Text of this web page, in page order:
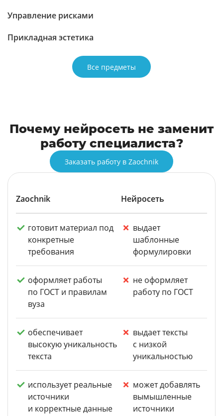
Управление рисками
Прикладная эстетика
Все предметы
Почему нейросеть не заменит
работу специалиста?
Заказать работу в Zaochnik
Zaochnik Нейросеть
готовит материал под
конкретные
требования
выдает
шаблонные
формулировки
оформляет работы
по ГОСТ и правилам
вуза
не оформляет
работу по ГОСТ
обеспечивает
высокую уникальность
текста
выдает тексты
с низкой
уникальностью
использует реальные
источники
и корректные данные
может добавлять
вымышленные
источники